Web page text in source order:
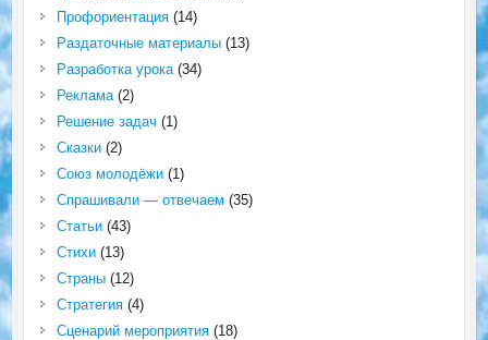
Профориентация(14)
Раздаточные материалы(13)
Разработка урока(34)
Реклама(2)
Решение задач (1)
Сказки(2)
Союз молодёжи(1)
Спрашивали — отвечаем (35)
Статьи(43)
Стихи(13)
Страны(12)
Стратегия(4)
Сценарий мероприятия(18)